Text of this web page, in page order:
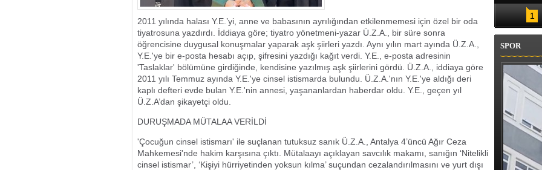
BİN 500 HAK SAHİBİNİN KONUTU BELİRLENDİ
2011 yılında halası Y.E.’yi, anne ve babasının ayrılığından etkilenmemesi için özel bir oda
tiyatrosuna yazdırdı. İddiaya göre; tiyatro yönetmeni-yazar Ü.Z.A., bir süre sonra
öğrencisine duygusal konuşmalar yaparak aşk şiirleri yazdı. Aynı yılın mart ayında Ü.Z.A.,
Y.E.'ye bir e-posta hesabı açıp, şifresini yazdığı kağıt verdi. Y.E., e-posta adresinin
'Taslaklar' bölümüne girdiğinde, kendisine yazılmış aşk şiirlerini gördü. Ü.Z.A., iddiaya göre
2011 yılı Temmuz ayında Y.E.'ye cinsel istismarda bulundu. Ü.Z.A.'nın Y.E.'ye aldığı deri
kaplı defteri evde bulan Y.E.'nin annesi, yaşananlardan haberdar oldu. Y.E., geçen yıl
Ü.Z.A’dan şikayetçi oldu.
DURUŞMADA MÜTALAA VERİLDİ
'Çocuğun cinsel istismarı' ile suçlanan tutuksuz sanık Ü.Z.A., Antalya 4’üncü Ağır Ceza
Mahkemesi'nde hakim karşısına çıktı. Mütalaayı açıklayan savcılık makamı, sanığın ‘Nitelikli
cinsel istismar’, ‘Kişiyi hürriyetinden yoksun kılma’ suçundan cezalandırılmasını ve yurt dışı
1
SPOR